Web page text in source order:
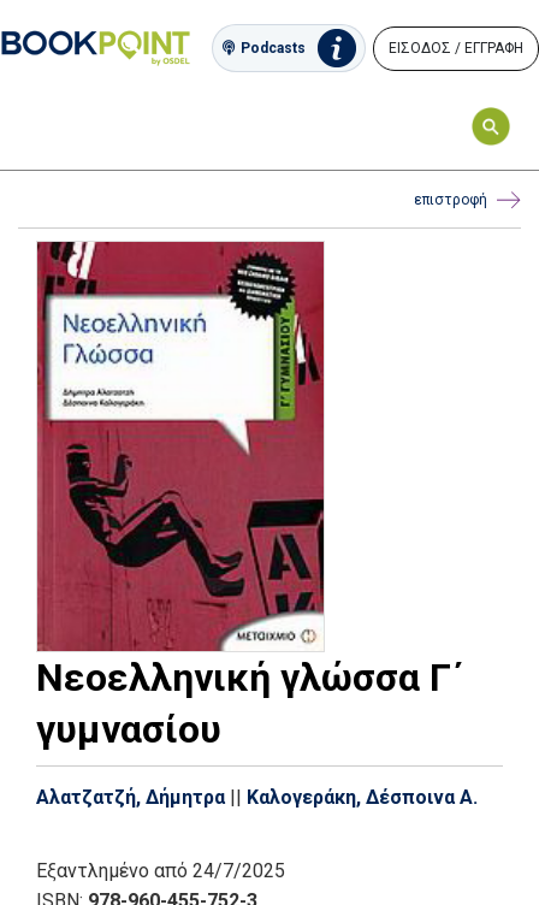
Podcasts ΕΙΣΟΔΟΣ / ΕΓΓΡΑΦΗ
επιστροφή
Νεοελληνική γλώσσα Γ΄
γυμνασίου
Αλατζατζή, Δήμητρα Καλογεράκη, Δέσποινα Α.
Εξαντλημένο από 24/7/2025